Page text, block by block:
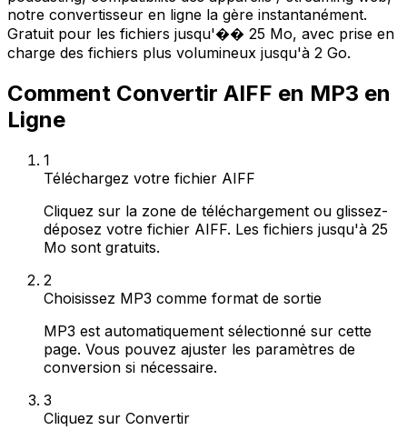
notre convertisseur en ligne la gère instantanément.
Gratuit pour les fichiers jusqu'�� 25 Mo, avec prise en
charge des fichiers plus volumineux jusqu'à 2 Go.
Comment Convertir AIFF en MP3 en
Ligne
1
Téléchargez votre fichier AIFF
Cliquez sur la zone de téléchargement ou glissez-
déposez votre fichier AIFF. Les fichiers jusqu'à 25
Mo sont gratuits.
2
Choisissez MP3 comme format de sortie
MP3 est automatiquement sélectionné sur cette
page. Vous pouvez ajuster les paramètres de
conversion si nécessaire.
3
Cliquez sur Convertir